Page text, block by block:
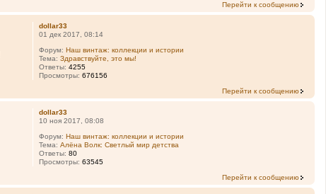
Перейти к сообщению
dollar33
01 дек 2017, 08:14
Форум:Наш винтаж: коллекции и истории
Тема:Здравствуйте, это мы!
Ответы:4255
Просмотры:676156
Перейти к сообщению
dollar33
10 ноя 2017, 08:08
Форум:Наш винтаж: коллекции и истории
Тема:Алёна Волк: Светлый мир детства
Ответы:80
Просмотры:63545
Перейти к сообщению